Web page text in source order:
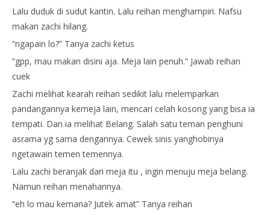
Lalu duduk di sudut kantin. Lalu reihan menghampiri. Nafsu
makan zachi hilang.
“ngapain lo?” Tanya zachi ketus
“gpp, mau makan disini aja. Meja lain penuh.” Jawab reihan
cuek
Zachi melihat kearah reihan sedikit lalu melemparkan
pandangannya kemeja lain, mencari celah kosong yang bisa ia
tempati. Dan ia melihat Belang. Salah satu teman penghuni
asrama yg sama dengannya. Cewek sinis yanghobinya
ngetawain temen temennya.
Lalu zachi beranjak dari meja itu , ingin menuju meja belang.
Namun reihan menahannya.
“eh lo mau kemana? Jutek amat” Tanya reihan